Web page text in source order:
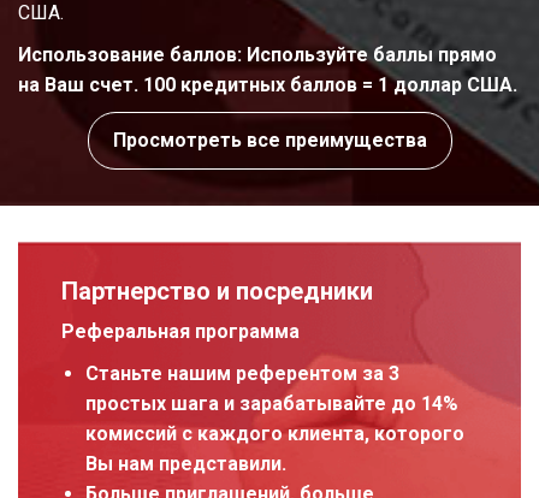
США.
Использование баллов: Используйте баллы прямо
на Ваш счет. 100 кредитных баллов = 1 доллар США.
Просмотреть все преимущества
Партнерство и посредники
Реферальная программа
Станьте нашим референтом за 3
простых шага и зарабатывайте до 14%
комиссий с каждого клиента, которого
Вы нам представили.